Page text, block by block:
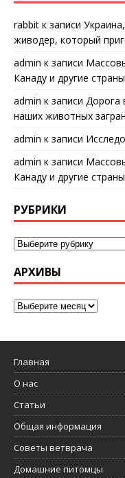
rabbit к записи
живодер, который
admin к записи
Канаду и другие
admin к записи Дорога
наших животных
admin к записи
admin к записи
Канаду и другие
РУБРИКИ
АРХИВЫ
Главная
О нас
Статьи
Общая информация
Советы ветврача
Домашние питомцы